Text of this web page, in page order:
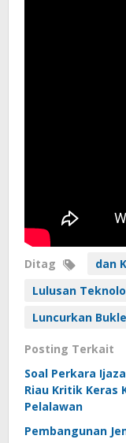
Ditag
dan
Lulusan
Luncurkan
Posting Terkait
Soal Perkara
Riau Kritik Keras
Pelalawan
Pembangunan